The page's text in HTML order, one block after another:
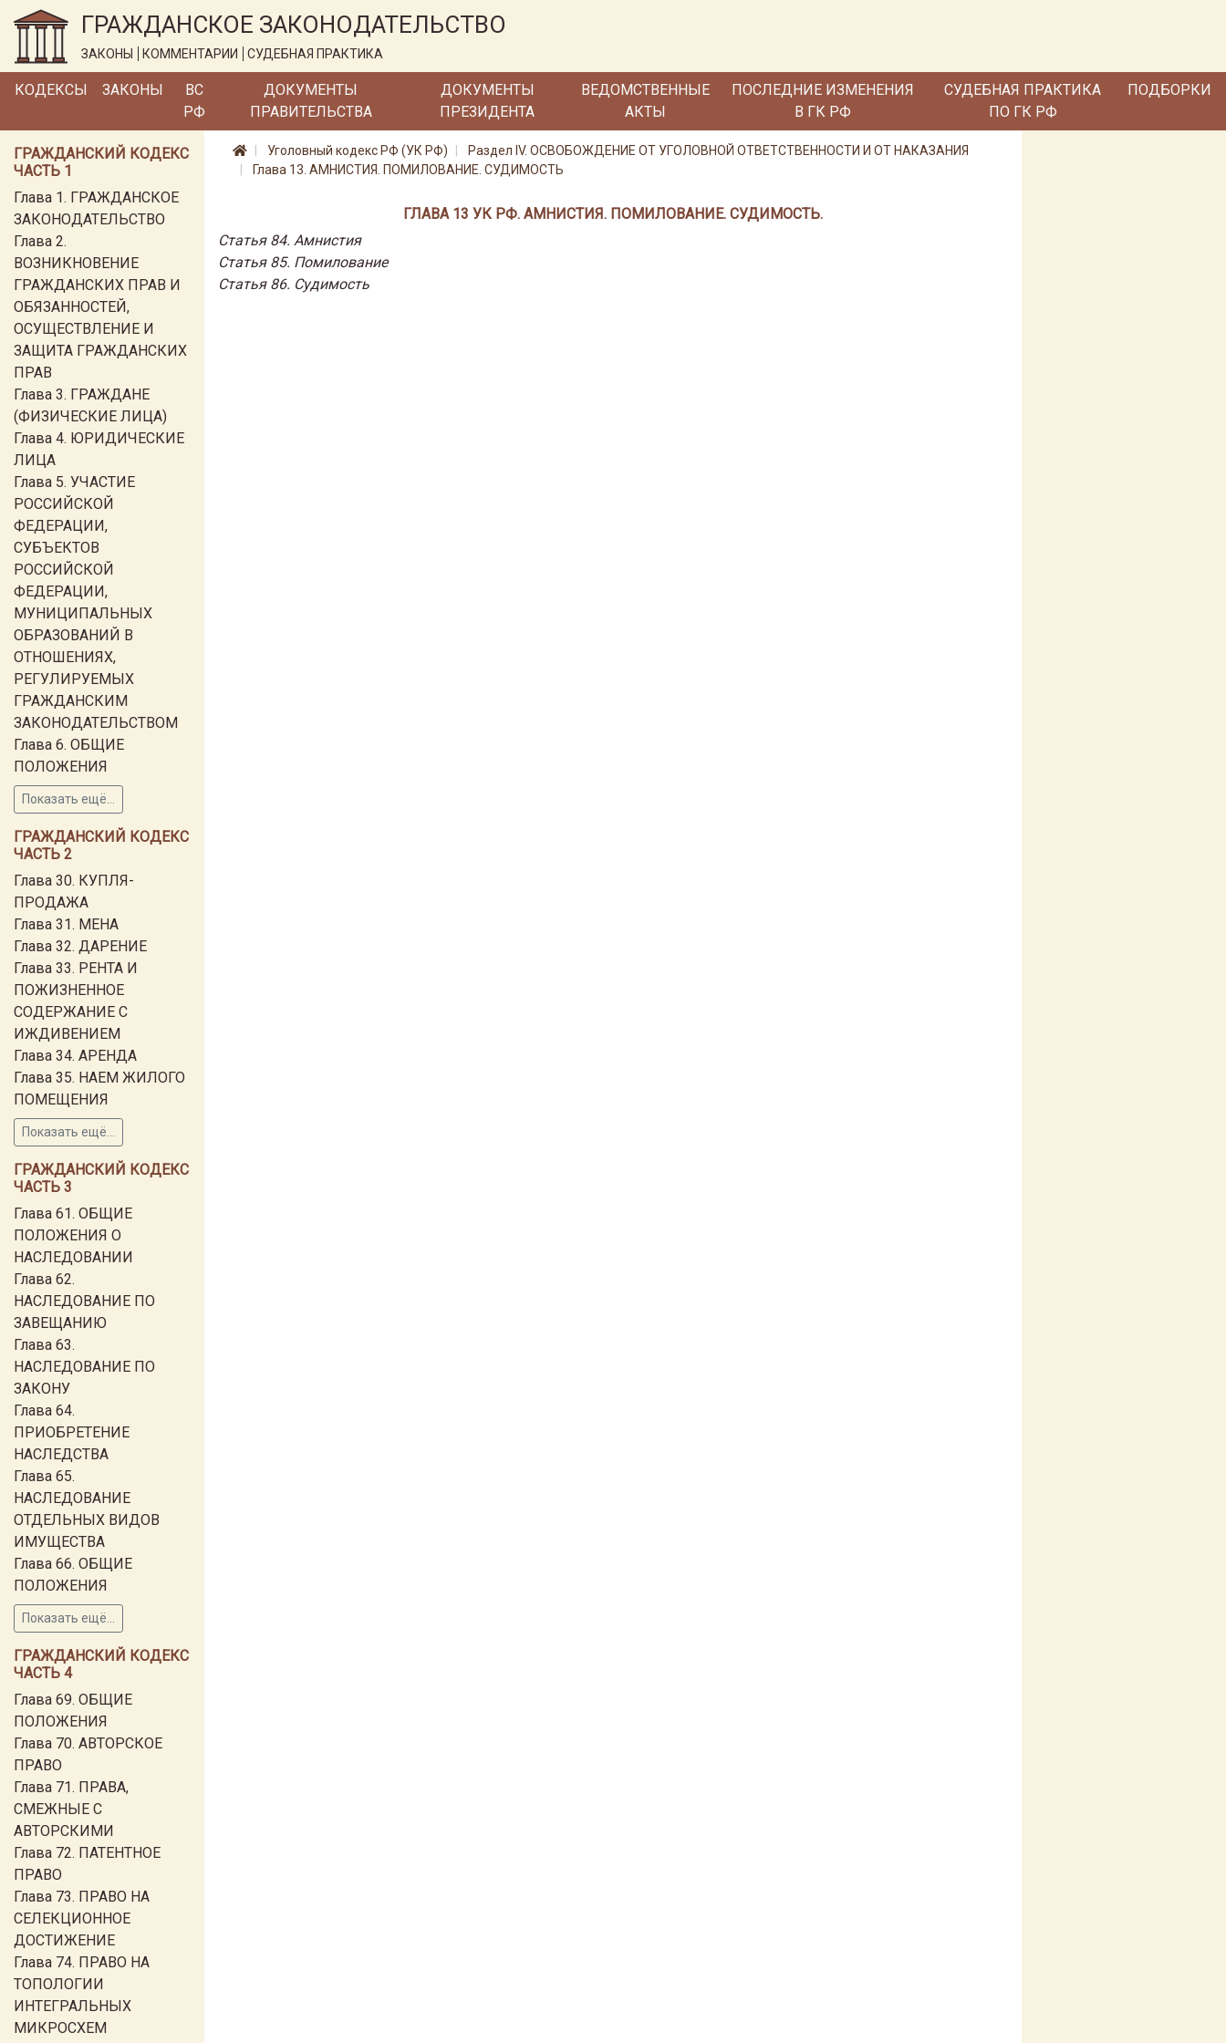
ГРАЖДАНСКОЕ ЗАКОНОДАТЕЛЬСТВО
ЗАКОНЫ КОММЕНТАРИИ СУДЕБНАЯ ПРАКТИКА
КОДЕКСЫ ЗАКОНЫ
ВС
РФ
ДОКУМЕНТЫ
ПРАВИТЕЛЬСТВА
ДОКУМЕНТЫ
ПРЕЗИДЕНТА
ВЕДОМСТВЕННЫЕ
АКТЫ
ПОСЛЕДНИЕ ИЗМЕНЕНИЯ
В ГК РФ
СУДЕБНАЯ ПРАКТИКА
ПО ГК РФ
ПОДБОРКИ
ГРАЖДАНСКИЙ КОДЕКС
ЧАСТЬ 1
Глава 1. ГРАЖДАНСКОЕ
ЗАКОНОДАТЕЛЬСТВО
Глава 2.
ВОЗНИКНОВЕНИЕ
ГРАЖДАНСКИХ ПРАВ И
ОБЯЗАННОСТЕЙ,
ОСУЩЕСТВЛЕНИЕ И
ЗАЩИТА ГРАЖДАНСКИХ
ПРАВ
Глава 3. ГРАЖДАНЕ
(ФИЗИЧЕСКИЕ ЛИЦА)
Глава 4. ЮРИДИЧЕСКИЕ
ЛИЦА
Глава 5. УЧАСТИЕ
РОССИЙСКОЙ
ФЕДЕРАЦИИ,
СУБЪЕКТОВ
РОССИЙСКОЙ
ФЕДЕРАЦИИ,
МУНИЦИПАЛЬНЫХ
ОБРАЗОВАНИЙ В
ОТНОШЕНИЯХ,
РЕГУЛИРУЕМЫХ
ГРАЖДАНСКИМ
ЗАКОНОДАТЕЛЬСТВОМ
Глава 6. ОБЩИЕ
ПОЛОЖЕНИЯ
Показать ещё...
ГРАЖДАНСКИЙ КОДЕКС
ЧАСТЬ 2
Глава 30. КУПЛЯ-
ПРОДАЖА
Глава 31. МЕНА
Глава 32. ДАРЕНИЕ
Глава 33. РЕНТА И
ПОЖИЗНЕННОЕ
СОДЕРЖАНИЕ С
ИЖДИВЕНИЕМ
Глава 34. АРЕНДА
Глава 35. НАЕМ ЖИЛОГО
ПОМЕЩЕНИЯ
Показать ещё...
ГРАЖДАНСКИЙ КОДЕКС
ЧАСТЬ 3
Глава 61. ОБЩИЕ
ПОЛОЖЕНИЯ О
НАСЛЕДОВАНИИ
Глава 62.
НАСЛЕДОВАНИЕ ПО
ЗАВЕЩАНИЮ
Глава 63.
НАСЛЕДОВАНИЕ ПО
ЗАКОНУ
Глава 64.
ПРИОБРЕТЕНИЕ
НАСЛЕДСТВА
Глава 65.
НАСЛЕДОВАНИЕ
ОТДЕЛЬНЫХ ВИДОВ
ИМУЩЕСТВА
Глава 66. ОБЩИЕ
ПОЛОЖЕНИЯ
Показать ещё...
ГРАЖДАНСКИЙ КОДЕКС
ЧАСТЬ 4
Глава 69. ОБЩИЕ
ПОЛОЖЕНИЯ
Глава 70. АВТОРСКОЕ
ПРАВО
Глава 71. ПРАВА,
СМЕЖНЫЕ С
АВТОРСКИМИ
Глава 72. ПАТЕНТНОЕ
ПРАВО
Глава 73. ПРАВО НА
СЕЛЕКЦИОННОЕ
ДОСТИЖЕНИЕ
Глава 74. ПРАВО НА
ТОПОЛОГИИ
ИНТЕГРАЛЬНЫХ
МИКРОСХЕМ
Уголовный кодекс РФ (УК РФ)
Раздел IV. ОСВОБОЖДЕНИЕ ОТ УГОЛОВНОЙ ОТВЕТСТВЕННОСТИ И ОТ НАКАЗАНИЯ
Глава 13. АМНИСТИЯ. ПОМИЛОВАНИЕ. СУДИМОСТЬ
ГЛАВА 13 УК РФ. АМНИСТИЯ. ПОМИЛОВАНИЕ. СУДИМОСТЬ.
Статья 84. Амнистия
Статья 85. Помилование
Статья 86. Судимость